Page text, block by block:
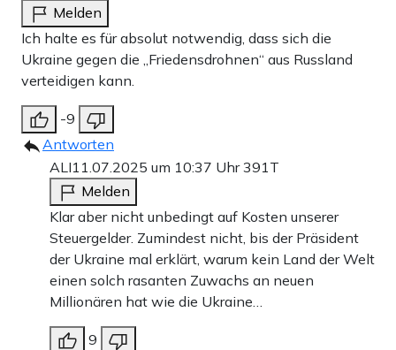
Melden
Ich halte es für absolut notwendig, dass sich die
Ukraine gegen die „Friedensdrohnen“ aus Russland
verteidigen kann.
-9
Antworten
ALI11.07.2025 um 10:37 Uhr391T
Melden
Klar aber nicht unbedingt auf Kosten unserer
Steuergelder. Zumindest nicht, bis der Präsident
der Ukraine mal erklärt, warum kein Land der Welt
einen solch rasanten Zuwachs an neuen
Millionären hat wie die Ukraine…
9